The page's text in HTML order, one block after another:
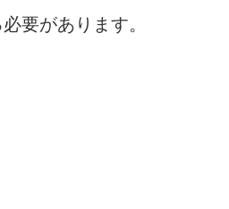
要があります。